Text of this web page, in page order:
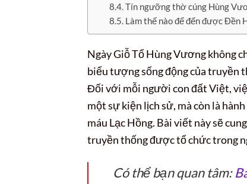
Tín ngưỡng thờ cúng Hùng
Làm thế nào để đến được Đền
Ngày Giỗ Tổ Hùng Vương không
biểu tượng sống động của truyền
Đối với mỗi người con đất Việt,
một sự kiện lịch sử, mà còn là
máu Lạc Hồng. Bài viết này sẽ
truyền thống được tổ chức trong
Có thể bạn quan tâm: